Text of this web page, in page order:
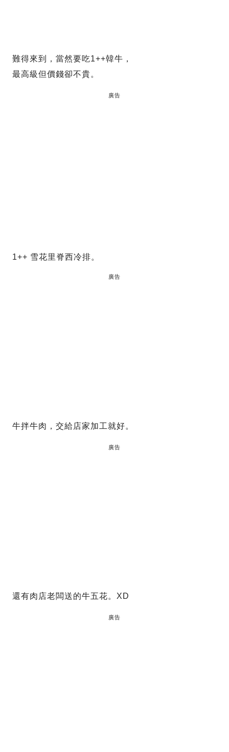
難得來到，當然要吃1++韓牛，
最高級但價錢卻不貴。
廣告
1++ 雪花里脊西冷排。
廣告
牛拌牛肉，交給店家加工就好。
廣告
還有肉店老闆送的牛五花。XD
廣告